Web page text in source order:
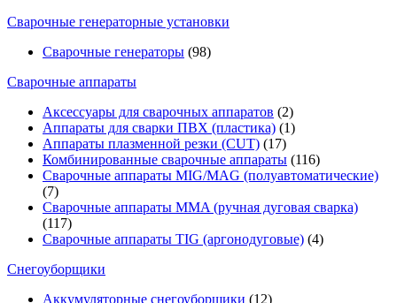
Сварочные генераторные установки
Сварочные генераторы (98)
Сварочные аппараты
Аксессуары для сварочных аппаратов (2)
Аппараты для сварки ПВХ (пластика) (1)
Аппараты плазменной резки (CUT) (17)
Комбинированные сварочные аппараты (116)
Сварочные аппараты MIG/MAG (полуавтоматические)
(7)
Сварочные аппараты MMA (ручная дуговая сварка)
(117)
Сварочные аппараты TIG (аргонодуговые) (4)
Снегоуборщики
Аккумуляторные снегоуборщики (12)